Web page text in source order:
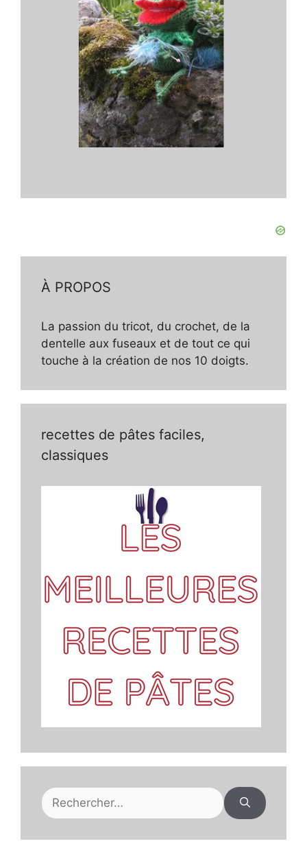
À PROPOS
La passion du tricot, du crochet, de la
dentelle aux fuseaux et de tout ce qui
touche à la création de nos 10 doigts.
recettes de pâtes faciles,
classiques
Rechercher :